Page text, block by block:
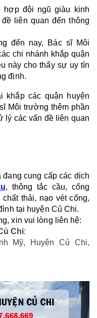
đội ngũ giàu kinh
liên quan đến thông
đến nay, Bác sĩ Môi
chi nhánh khắp quận
này cho thấy sự uy tín
định.
các quận huyện
Môi trường thêm phần
lý các vấn đề liên quan
cung cấp các dịch
, thông tắc cầu, cống
thải, nạo vét cống,
tại huyện Củ Chi.
xin vui lòng liên hệ:
Chi:
Mỹ, Huyện Củ Chi,